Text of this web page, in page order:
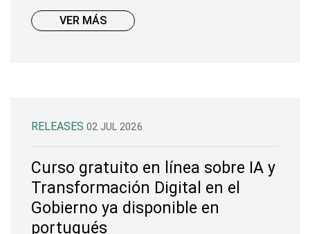
VER MÁS
RELEASES 02 JUL 2026
Curso gratuito en línea sobre IA y
Transformación Digital en el
Gobierno ya disponible en
portugués